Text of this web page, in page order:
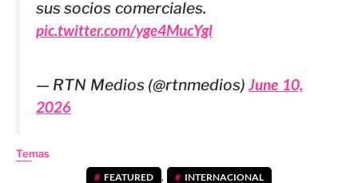
sus socios comerciales.
pic.twitter.com/yge4MucYgl
— RTN Medios (@rtnmedios)June 10,
2026
Temas
FEATURED , INTERNACIONAL